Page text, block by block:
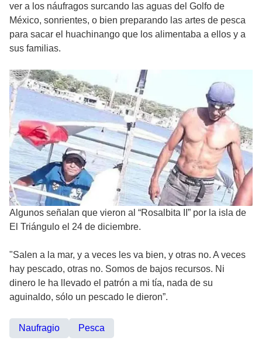
ver a los náufragos surcando las aguas del Golfo de
México, sonrientes, o bien preparando las artes de pesca
para sacar el huachinango que los alimentaba a ellos y a
sus familias.
Algunos señalan que vieron al “Rosalbita II” por la isla de
El Triángulo el 24 de diciembre.
"Salen a la mar, y a veces les va bien, y otras no. A veces
hay pescado, otras no. Somos de bajos recursos. Ni
dinero le ha llevado el patrón a mi tía, nada de su
aguinaldo, sólo un pescado le dieron”.
Naufragio Pesca